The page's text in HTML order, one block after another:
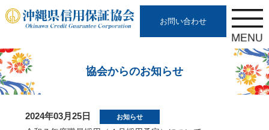
お問い合わせ
協会からのお知らせ
2024年03月25日 お知らせ